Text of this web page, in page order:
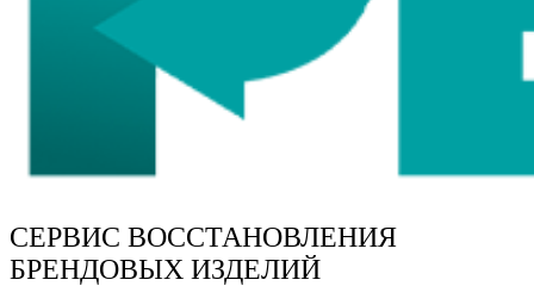
СЕРВИС ВОССТАНОВЛЕНИЯ
БРЕНДОВЫХ ИЗДЕЛИЙ